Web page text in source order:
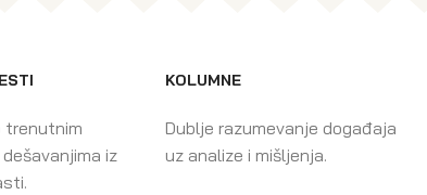
trenutnim
iz
KOLUMNE
Dublje razumevanje događaja
uz analize i mišljenja.